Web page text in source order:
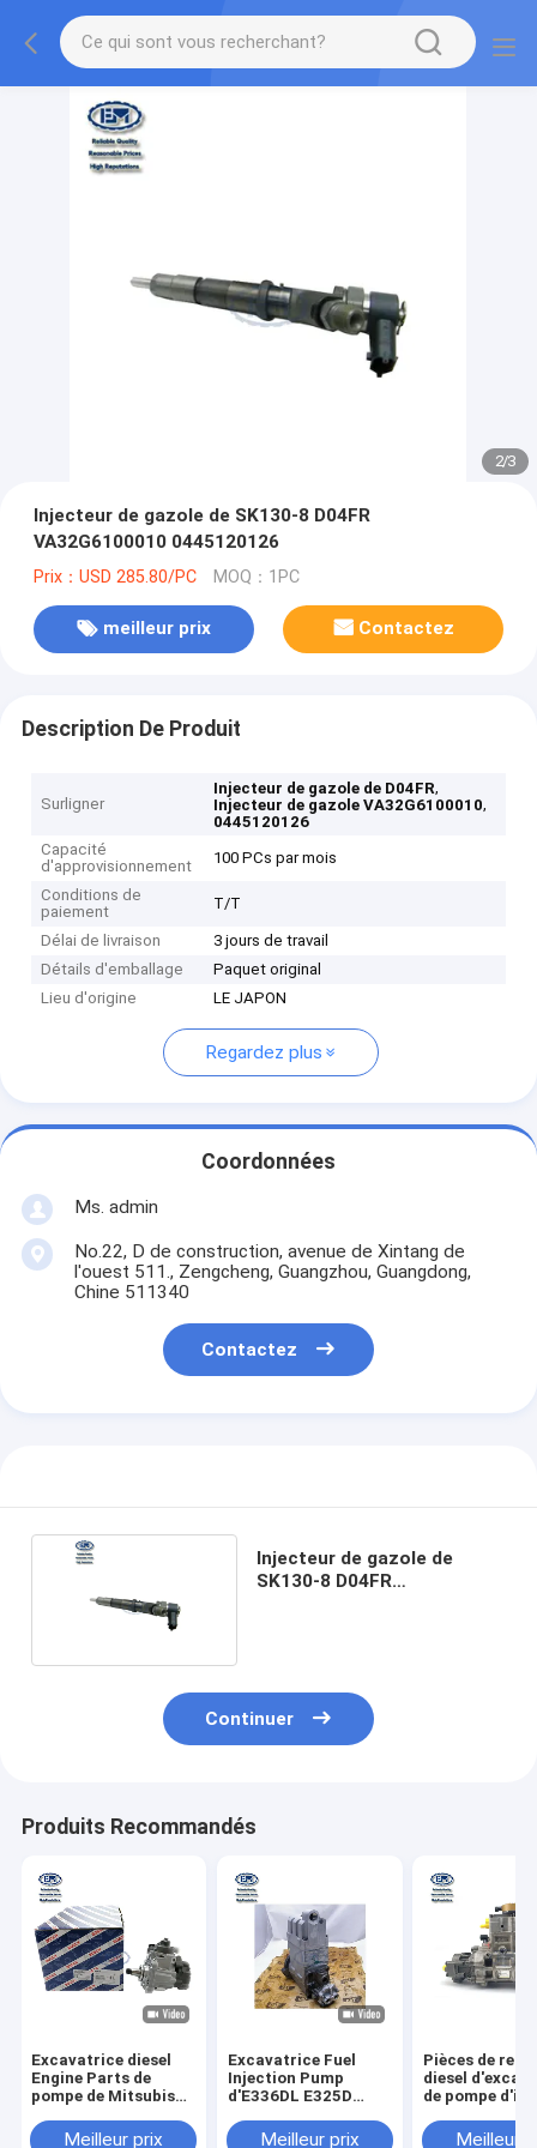
2/3
Injecteur de gazole de SK130-8 D04FR
VA32G6100010 0445120126
Prix：USD 285.80/PC MOQ：1PC
meilleur prix Contactez
Description De Produit
Surligner
Injecteur de gazole de D04FR,
Injecteur de gazole VA32G6100010,
0445120126
Capacité
d'approvisionnement
100 PCs par mois
Conditions de
paiement
T/T
Délai de livraison
3 jours de travail
Détails d'emballage
Paquet original
Lieu d'origine
LE JAPON
Regardez plus
Coordonnées
Ms. admin
No.22, D de construction, avenue de Xintang de
l'ouest 511., Zengcheng, Guangzhou, Guangdong,
Chine 511340
Contactez
Injecteur de gazole de
SK130-8 D04FR
Continuer
Produits Recommandés
Excavatrice diesel
Engine Parts de
pompe de Mitsubishi
D06FR 0 445 B20 443
Meilleur prix
Excavatrice Fuel
Injection Pump
d'E336DL E325D
3190677 2954777
Meilleur prix
Pièces de
diesel
de pompe
d'E320D C6.4
Meilleur